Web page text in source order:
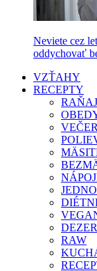
Neviete cez
oddychovať
VZŤAHY
RECEPTY
RAW